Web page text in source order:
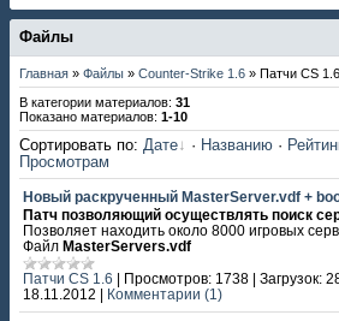
Файлы
Главная » Файлы » Сounter-Strike 1.6 » Патчи CS 1.6
В категории материалов: 31
Показано материалов: 1-10
Сортировать по: Дате · Названию ·
Просмотрам
Новый раскрученный MasterServer.vdf +
Патч позволяющий осуществлять поиск
Позволяет находить около 8000 игровых
Файл MasterServers.vdf
Патчи CS 1.6 | Просмотров: 1738 | Загрузок:
18.11.2012 | Комментарии (1)